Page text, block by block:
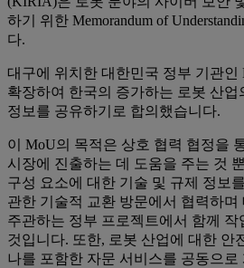
하기 위한 Memorandum of
다.
대구에 위치한 대한민국 정부 기관
확장하여 한국의 증가하는 로봇 산
정보를 공유하기로 합의했습니다.
이 MoU의 목적은 상호 협력 협정을
시장에 진출하는 데 도움을 주는 것
구성 요소에 대한 기술 및 규제 정보
관한 기술적 교환 방문에서 협력하며
주관하는 정부 프로젝트에서 함께
것입니다. 또한, 로봇 산업에 대한 안
나를 포함한 자문 서비스를 공동으